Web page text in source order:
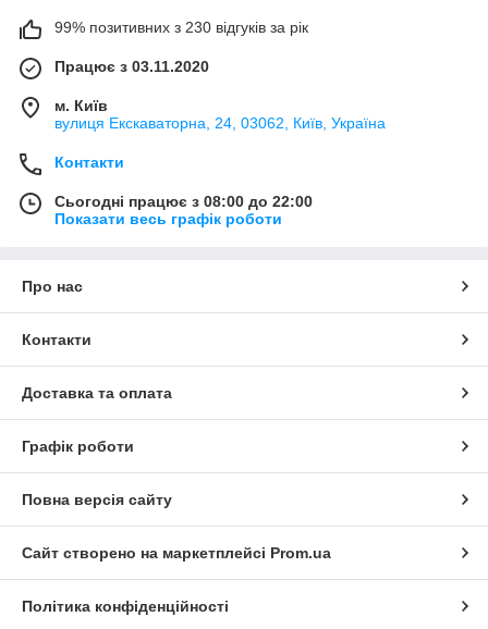
99% позитивних з 230 відгуків за рік
Працює з 03.11.2020
м. Київ
вулиця Екскаваторна, 24, 03062, Київ, Україна
Контакти
Сьогодні працює з 08:00 до 22:00
Показати весь графік роботи
Про нас
Контакти
Доставка та оплата
Графік роботи
Повна версія сайту
Сайт створено на маркетплейсі Prom.ua
Політика конфіденційності